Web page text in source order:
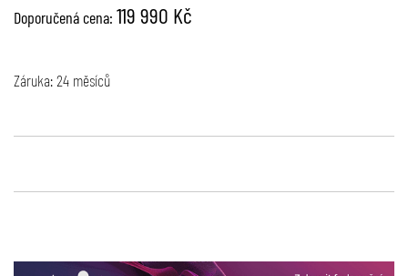
Doporučená cena: 119 990 Kč
Záruka: 24 měsíců